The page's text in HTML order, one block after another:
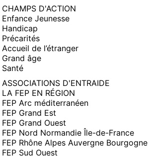
CHAMPS D'ACTION
Enfance Jeunesse
Handicap
Précarités
Accueil de l’étranger
Grand âge
Santé
ASSOCIATIONS D'ENTRAIDE
LA FEP EN RÉGION
FEP Arc méditerranéen
FEP Grand Est
FEP Grand Ouest
FEP Nord Normandie Île-de-France
FEP Rhône Alpes Auvergne Bourgogne
FEP Sud Ouest